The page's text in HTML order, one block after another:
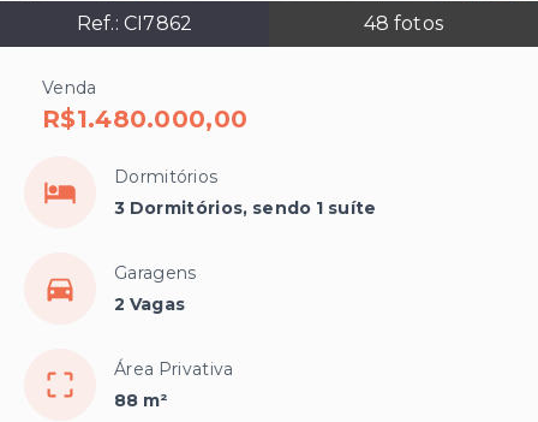
Ref.: CI7862 48 fotos
Venda
R$1.480.000,00
Dormitórios
3 Dormitórios, sendo 1 suíte
Garagens
2 Vagas
Área Privativa
88 m²